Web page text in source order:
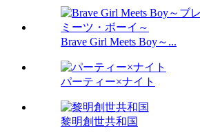
Brave Girl Meets Boy～...
パーティー×ナイト
黎明創世共和国